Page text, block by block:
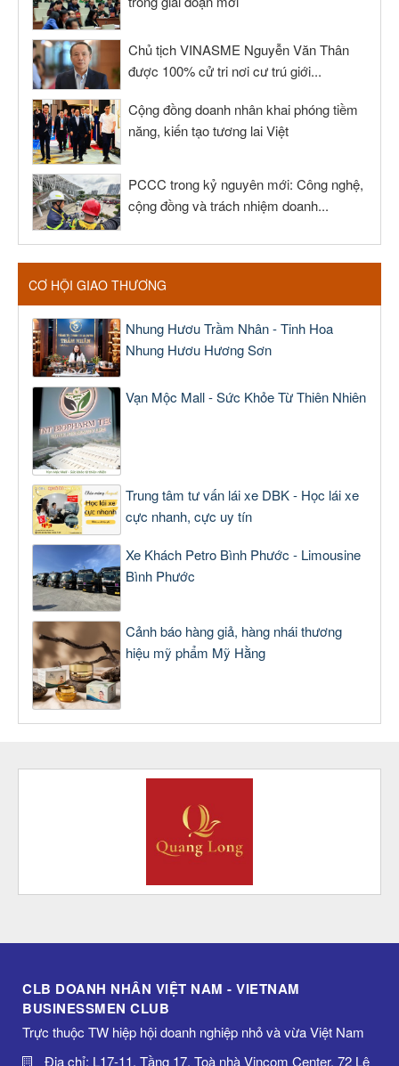
Chủ tịch VINASME Nguyễn Văn Thân
được 100% cử tri nơi cư trú giới...
Cộng đồng doanh nhân khai phóng tiềm
năng, kiến tạo tương lai Việt
PCCC trong kỷ nguyên mới: Công nghệ,
cộng đồng và trách nhiệm doanh...
CƠ HỘI GIAO THƯƠNG
Nhung Hươu Trầm Nhân - Tinh Hoa
Nhung Hươu Hương Sơn
Vạn Mộc Mall - Sức Khỏe Từ Thiên Nhiên
Trung tâm tư vấn lái xe DBK - Học lái xe
cực nhanh, cực uy tín
Xe Khách Petro Bình Phước - Limousine
Bình Phước
Cảnh báo hàng giả, hàng nhái thương
hiệu mỹ phẩm Mỹ Hằng
CLB DOANH NHÂN VIỆT NAM - VIETNAM
BUSINESSMEN CLUB
Trực thuộc TW hiệp hội doanh nghiệp nhỏ và vừa Việt Nam
Địa chỉ: L17-11, Tầng 17, Toà nhà Vincom Center, 72 Lê